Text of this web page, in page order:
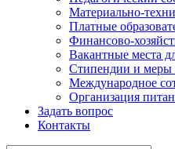
Материально-
Платные
Финансово-
Вакантные места
Стипендии и меры
Международное
Организация
Задать вопрос
Контакты